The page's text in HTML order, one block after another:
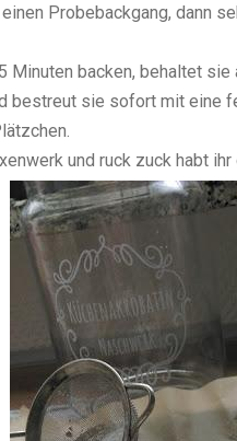
Probebackgang, dann
Minuten backen, behaltet
bestreut sie sofort mit eine
und ruck zuck habt